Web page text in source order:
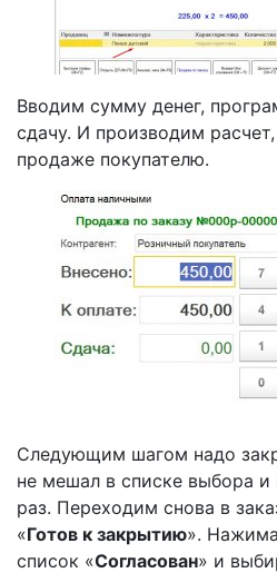
Вводим сумму денег,
сдачу. И производим
продаже покупателю.
Следующим шагом надо
не мешал в списке выбора
раз. Переходим снова в
«Готов к закрытию».
список «Согласован» и